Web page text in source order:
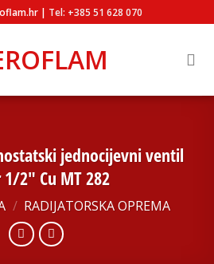
| Tel: +385 51 628 070
jednocijevni ventil
2″ Cu MT 282
/ RADIJATORSKA OPREMA